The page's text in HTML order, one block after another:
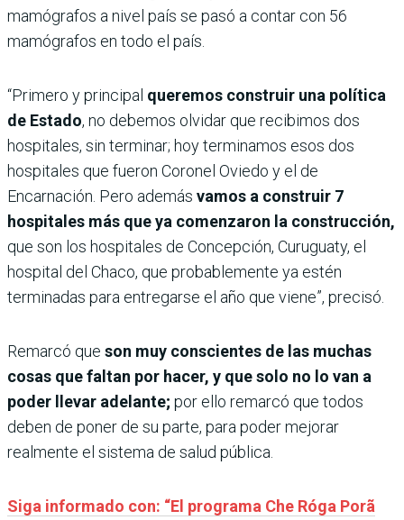
mamógrafos a nivel país se pasó a contar con 56
mamógrafos en todo el país.
“Primero y principal queremos construir una política
de Estado, no debemos olvidar que recibimos dos
hospitales, sin terminar; hoy terminamos esos dos
hospitales que fueron Coronel Oviedo y el de
Encarnación. Pero además vamos a construir 7
hospitales más que ya comenzaron la construcción,
que son los hospitales de Concepción, Curuguaty, el
hospital del Chaco, que probablemente ya estén
terminadas para entregarse el año que viene”, precisó.
Remarcó que son muy conscientes de las muchas
cosas que faltan por hacer, y que solo no lo van a
poder llevar adelante; por ello remarcó que todos
deben de poner de su parte, para poder mejorar
realmente el sistema de salud pública.
Siga informado con: “El programa Che Róga Porã